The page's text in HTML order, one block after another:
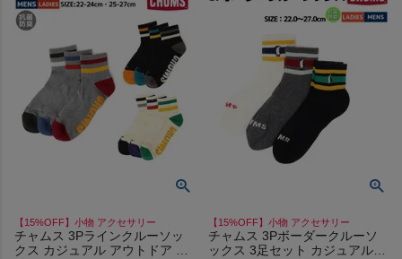
【15%OFF】小物 アクセサリー
チャムス 3Pラインクルーソッ
クス カジュアル アウトドア 靴
【15%OFF】小物 アクセサリー
チャムス 3Pボーダークルーソ
ックス 3足セット カジュアル